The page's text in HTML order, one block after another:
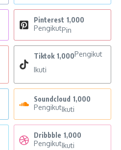
Pinterest 1,000
PengikutPin
Tiktok 1,000Pengikut
Ikuti
Soundcloud 1,000
PengikutIkuti
Dribbble 1,000
PengikutIkuti